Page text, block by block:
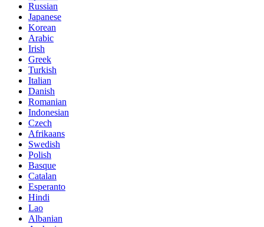
Russian
Japanese
Korean
Arabic
Irish
Greek
Turkish
Italian
Danish
Romanian
Indonesian
Czech
Afrikaans
Swedish
Polish
Basque
Catalan
Esperanto
Hindi
Lao
Albanian